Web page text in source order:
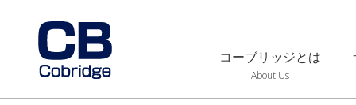
コーブリッジとは
About Us